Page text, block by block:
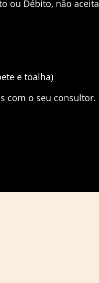
ou Débito, não aceita
e toalha)
com o seu consultor.